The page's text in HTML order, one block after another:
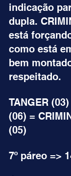
indicação
dupla.
está
como está
bem
respeitado.
TANGER
(06) =
(05)
7º páreo =>